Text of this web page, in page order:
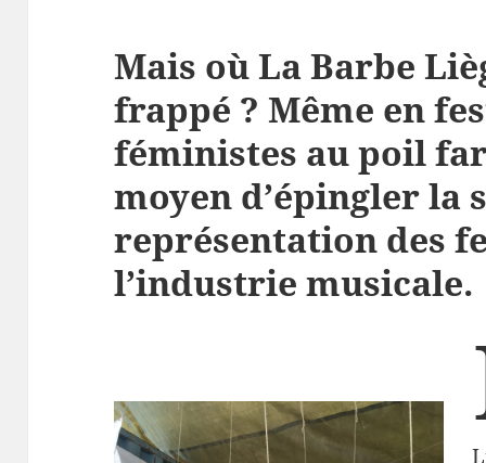
Mais où La Barbe
frappé ? Même en
féministes au poil
moyen d’épingler la
représentation des
l’industrie musicale.